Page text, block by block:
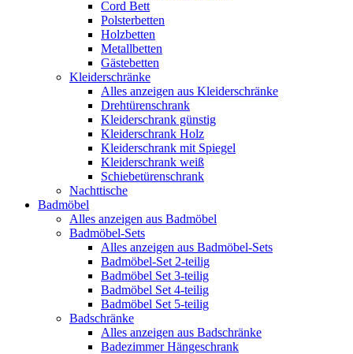
Cord Bett
Polsterbetten
Holzbetten
Metallbetten
Gästebetten
Kleiderschränke
Alles anzeigen aus Kleiderschränke
Drehtürenschrank
Kleiderschrank günstig
Kleiderschrank Holz
Kleiderschrank mit Spiegel
Kleiderschrank weiß
Schiebetürenschrank
Nachttische
Badmöbel
Alles anzeigen aus Badmöbel
Badmöbel-Sets
Alles anzeigen aus Badmöbel-Sets
Badmöbel-Set 2-teilig
Badmöbel Set 3-teilig
Badmöbel Set 4-teilig
Badmöbel Set 5-teilig
Badschränke
Alles anzeigen aus Badschränke
Badezimmer Hängeschrank